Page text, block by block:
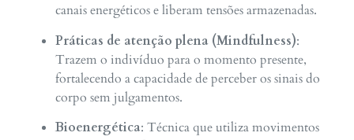
canais energéticos e liberam tensões armazenadas.
Práticas de atenção plena (Mindfulness):
Trazem o indivíduo para o momento presente,
fortalecendo a capacidade de perceber os sinais do
corpo sem julgamentos.
Bioenergética: Técnica que utiliza movimentos